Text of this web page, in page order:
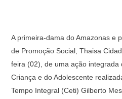
A primeira-dama do Amazonas e
de Promoção Social, Thaisa
feira (02), de uma ação integrada
Criança e do Adolescente
Tempo Integral (Ceti) Gilberto